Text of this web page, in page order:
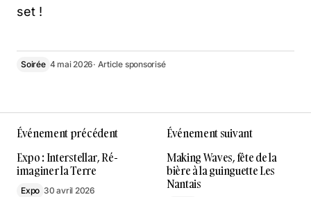
set !
Soirée 4 mai 2026· Article sponsorisé
Événement précédent
Expo : Interstellar, Ré-
imaginer la Terre
Expo 30 avril 2026
Événement suivant
Making Waves, fête de la
bière à la guinguette Les
Nantais